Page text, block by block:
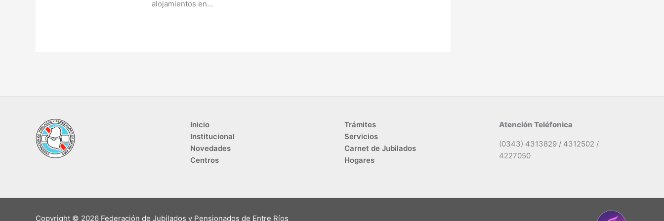
alojamientos en…
Inicio
Institucional
Novedades
Centros
Trámites
Servicios
Carnet de Jubilados
Hogares
Atención Teléfonica
(0343) 4313829 / 4312502 /
4227050
Copyright © 2026 Federación de Jubilados y Pensionados de Entre Ríos